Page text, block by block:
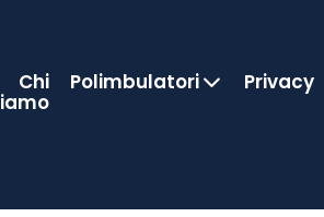
Chi Polimbulatori Privacy